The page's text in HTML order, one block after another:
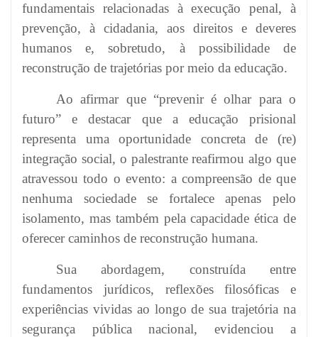
fundamentais relacionadas à execução penal, à
prevenção, à cidadania, aos direitos e deveres
humanos e, sobretudo, à possibilidade de
reconstrução de trajetórias por meio da educação.
Ao afirmar que “prevenir é olhar para o
futuro” e destacar que a educação prisional
representa uma oportunidade concreta de (re)
integração social, o palestrante reafirmou algo que
atravessou todo o evento: a compreensão de que
nenhuma sociedade se fortalece apenas pelo
isolamento, mas também pela capacidade ética de
oferecer caminhos de reconstrução humana.
Sua abordagem, construída entre
fundamentos jurídicos, reflexões filosóficas e
experiências vividas ao longo de sua trajetória na
segurança pública nacional, evidenciou a